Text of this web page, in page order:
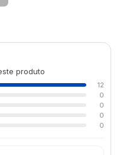
produto
12
0
0
0
0